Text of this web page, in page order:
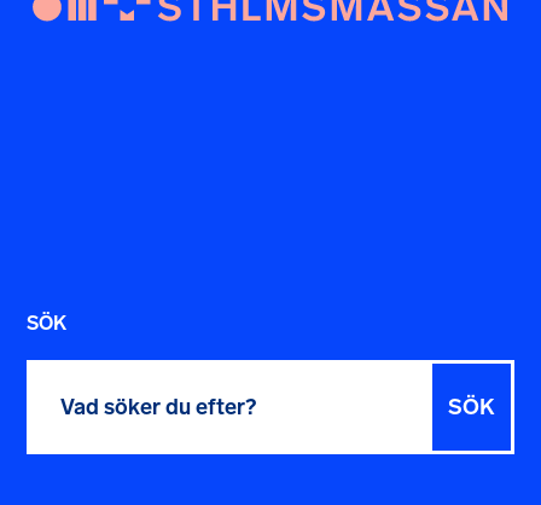
SÖK
efter: